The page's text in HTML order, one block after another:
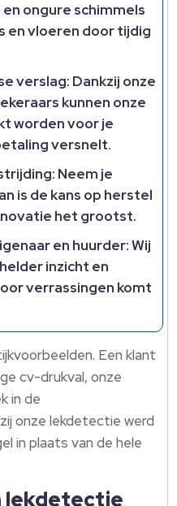
ongure schimmels
en vloeren door tijdig
verslag: Dankzij onze
kunnen onze
worden voor je
versnelt.​
Neem je
is de kans op herstel
het grootst.​
en huurder: Wij
inzicht en
verrassingen komt
Een klant
cv-drukval, onze
in de
onze lekdetectie werd
in plaats van de hele
lekdetectie